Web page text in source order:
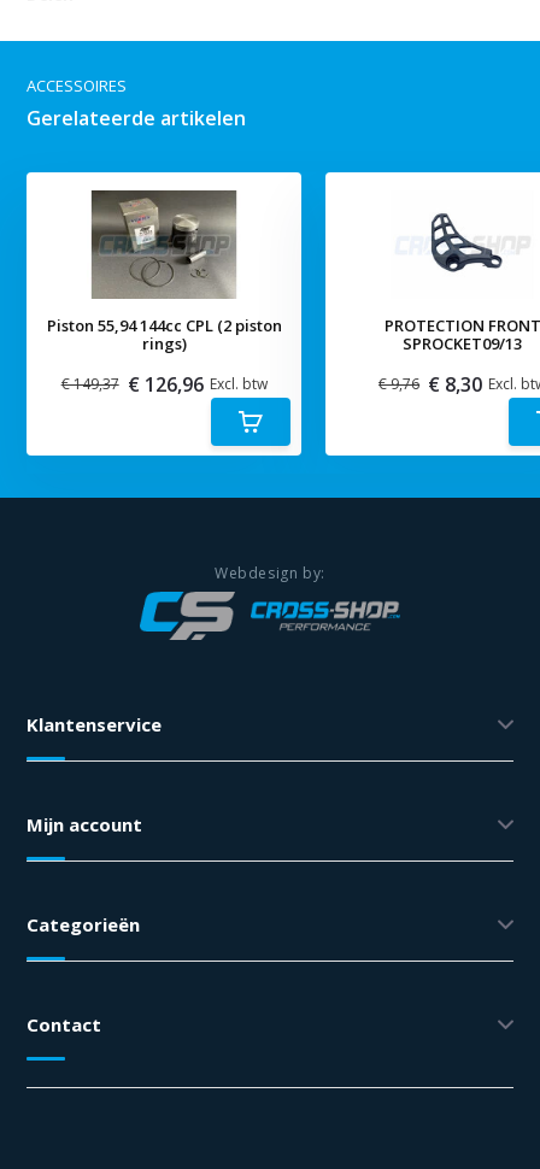
ACCESSOIRES
Gerelateerde artikelen
Piston 55,94 144cc CPL (2 piston
rings)
€ 149,37 € 126,96 Excl. btw
PROTECTION FRONT
SPROCKET09/13
€ 9,76 € 8,30 Excl.
Klantenservice
Mijn account
Categorieën
Contact